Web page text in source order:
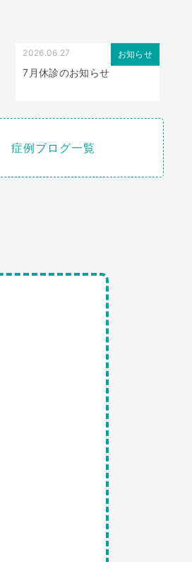
お知らせ
2026.06.27
7月休診のお知らせ
症例ブログ一覧